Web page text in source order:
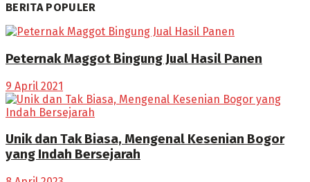
BERITA POPULER
Peternak Maggot Bingung Jual Hasil Panen
9 April 2021
Unik dan Tak Biasa, Mengenal Kesenian Bogor
yang Indah Bersejarah